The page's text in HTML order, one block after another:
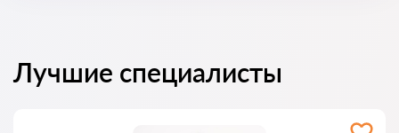
Лучшие специалисты